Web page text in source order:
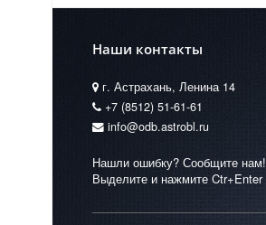
Наши контакты
г. Астрахань, Ленина 14
+7 (8512) 51-61-61
info@odb.astrobl.ru
Нашли ошибку? Сообщите нам!
Выделите и нажмите Ctr+Enter